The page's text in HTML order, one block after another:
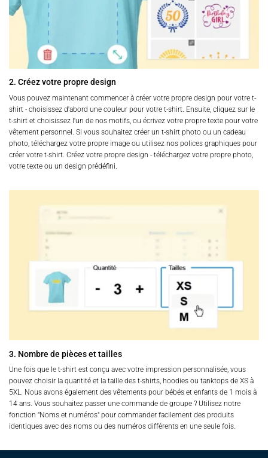
2. Créez votre propre design
Vous pouvez maintenant commencer à créer votre propre design pour votre t-
shirt - choisissez d'abord une couleur pour votre t-shirt. Ensuite, cliquez sur le
t-shirt et choisissez l'un de nos motifs, ou écrivez votre propre texte pour votre
vêtement personnel. Si vous souhaitez créer un t-shirt photo ou un cadeau
photo, téléchargez votre propre image ou utilisez nos polices graphiques pour
créer votre t-shirt. Créez votre propre design - téléchargez votre propre photo,
votre texte ou un design prédéfini.
3. Nombre de pièces et tailles
Une fois que le t-shirt est conçu avec votre impression personnalisée, vous
pouvez choisir la quantité et la taille des t-shirts, hoodies ou tanktops de XS à
5XL. Nous avons également des vêtements pour bébés et enfants de 1 mois à
14 ans. Vous souhaitez passer une commande de groupe ? Utilisez notre
fonction "Noms et numéros" pour commander facilement des produits
identiques avec des noms ou des numéros différents en une seule fois.